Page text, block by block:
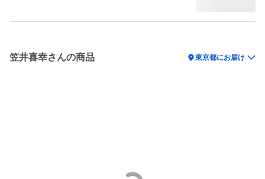
笠井喜幸さんの商品 location_on東京都にお届け